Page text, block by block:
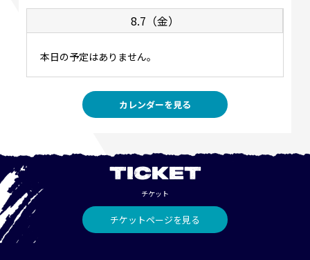
8.7（金）
本日の予定はありません。
カレンダーを見る
TICKET
チケット
チケットページを見る